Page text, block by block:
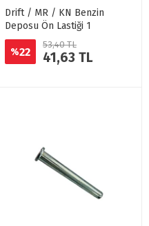
Drift / MR / KN Benzin
Deposu Ön Lastiği 1
%22
53,40 TL
41,63 TL